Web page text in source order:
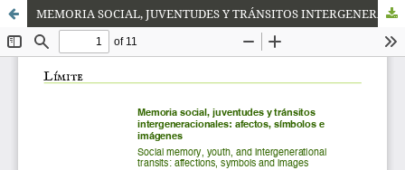
MEMORIA SOCIAL, JUVENTUDES Y TRÁNSITOS INTERGENERACIONALES: AFECTOS, SÍMBOLOS E IMÁGENES